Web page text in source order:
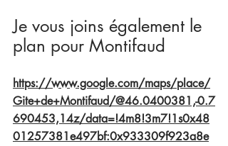
Je vous joins également le
plan pour Montifaud
https://www.google.com/maps/place/
Gite+de+Montifaud/@46.0400381,-0.7
690453,14z/data=!4m8!3m7!1s0x48
01257381e497bf:0x933309f923a8e